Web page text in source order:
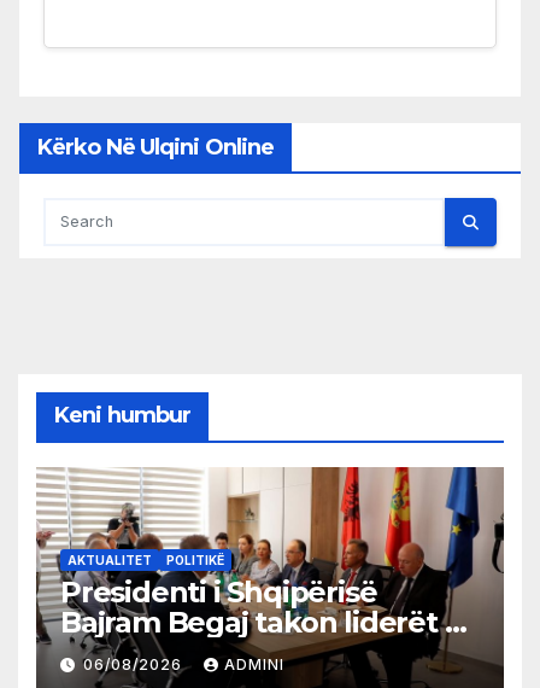
Kërko Në Ulqini Online
Keni humbur
AKTUALITET POLITIKË
Presidenti i Shqipërisë
Bajram Begaj takon liderët e
partive shqiptare në Ulqin
06/08/2026 ADMINI